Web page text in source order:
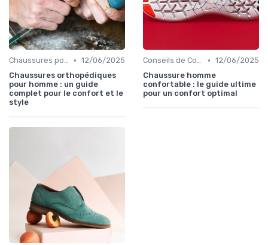
Chaussures pour Conditions Spécifiques • 12/06/2025
Chaussures orthopédiques
pour homme : un guide
complet pour le confort et le
style
Conseils de Confort au Quotidien • 12/06/2025
Chaussure homme
confortable : le guide ultime
pour un confort optimal